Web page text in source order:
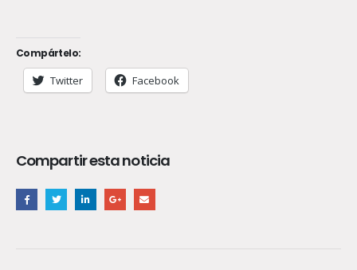
Compártelo:
Twitter Facebook
Compartir esta noticia